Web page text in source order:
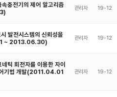
충전기의 제어 알고리즘
관리자 19-12
발전시스템의 신뢰성을
~ 2013.06.30)
관리자 19-12
틱 회전자를 이용한 자이
기법 개발(2011.04.01
관리자 19-12